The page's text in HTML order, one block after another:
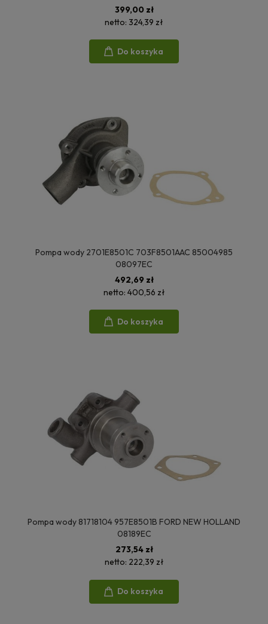
399,00 zł
netto: 324,39 zł
Do koszyka
Pompa wody 2701E8501C 703F8501AAC 85004985
08097EC
492,69 zł
netto: 400,56 zł
Do koszyka
Pompa wody 81718104 957E8501B FORD NEW HOLLAND
08189EC
273,54 zł
netto: 222,39 zł
Do koszyka